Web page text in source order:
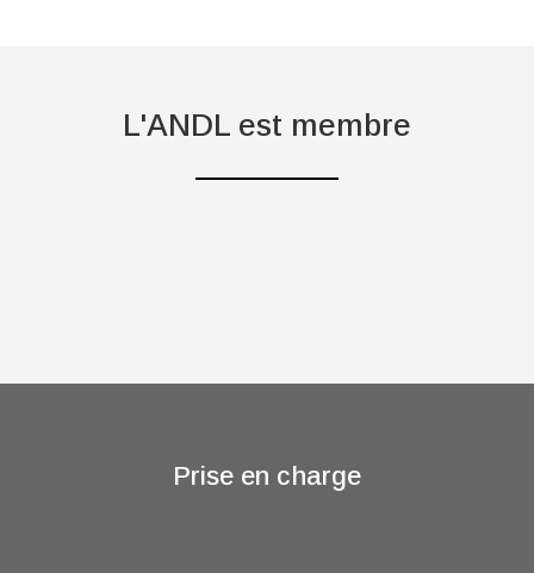
L'ANDL est membre
Prise en charge